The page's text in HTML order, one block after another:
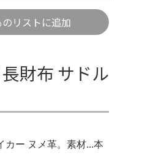
リストに追加
財布 サドル
ー ヌメ革。素材...本